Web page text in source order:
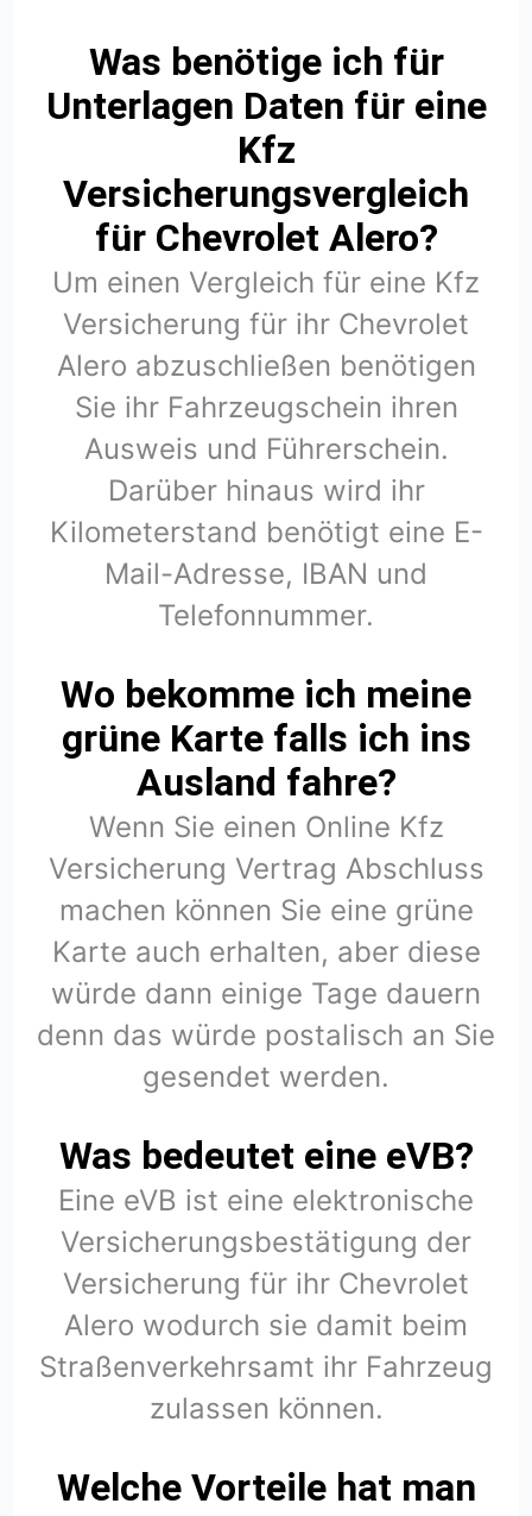
Was benötige ich für
Unterlagen Daten für eine
Kfz
Versicherungsvergleich
für Chevrolet Alero?
Um einen Vergleich für eine Kfz
Versicherung für ihr Chevrolet
Alero abzuschließen benötigen
Sie ihr Fahrzeugschein ihren
Ausweis und Führerschein.
Darüber hinaus wird ihr
Kilometerstand benötigt eine E-
Mail-Adresse, IBAN und
Telefonnummer.
Wo bekomme ich meine
grüne Karte falls ich ins
Ausland fahre?
Wenn Sie einen Online Kfz
Versicherung Vertrag Abschluss
machen können Sie eine grüne
Karte auch erhalten, aber diese
würde dann einige Tage dauern
denn das würde postalisch an Sie
gesendet werden.
Was bedeutet eine eVB?
Eine eVB ist eine elektronische
Versicherungsbestätigung der
Versicherung für ihr Chevrolet
Alero wodurch sie damit beim
Straßenverkehrsamt ihr Fahrzeug
zulassen können.
Welche Vorteile hat man